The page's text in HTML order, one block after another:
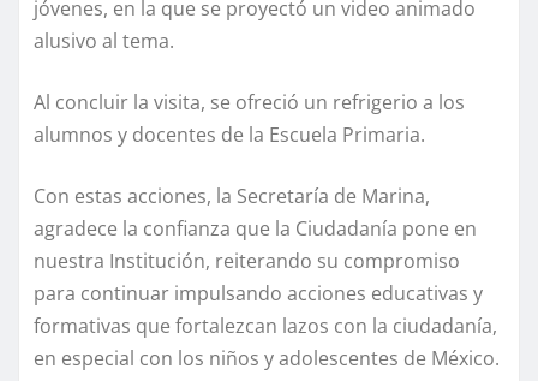
jóvenes, en la que se proyectó un video animado
alusivo al tema.
Al concluir la visita, se ofreció un refrigerio a los
alumnos y docentes de la Escuela Primaria.
Con estas acciones, la Secretaría de Marina,
agradece la confianza que la Ciudadanía pone en
nuestra Institución, reiterando su compromiso
para continuar impulsando acciones educativas y
formativas que fortalezcan lazos con la ciudadanía,
en especial con los niños y adolescentes de México.